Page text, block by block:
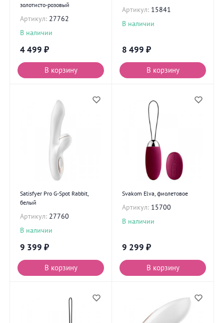
золотисто-розовый
Артикул: 27762
В наличии
4 499 ₽
В корзину
Артикул: 15841
В наличии
8 499 ₽
В корзину
Satisfyer Pro G-Spot Rabbit,
белый
Артикул: 27760
В наличии
9 399 ₽
В корзину
Svakom Elva, фиолетовое
Артикул: 15700
В наличии
9 299 ₽
В корзину